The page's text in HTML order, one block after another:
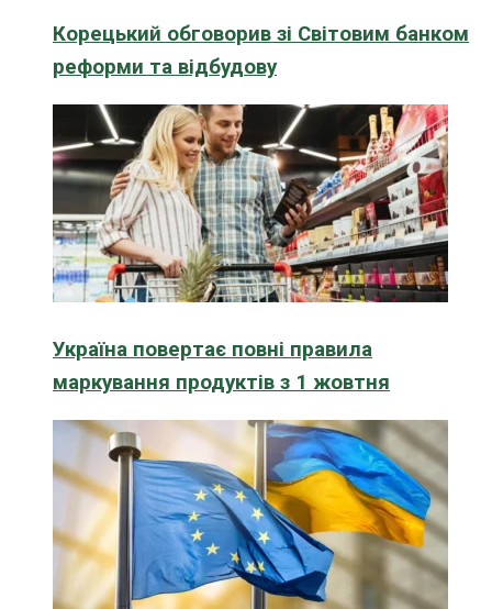
Корецький обговорив зі Світовим банком
реформи та відбудову
Україна повертає повні правила
маркування продуктів з 1 жовтня